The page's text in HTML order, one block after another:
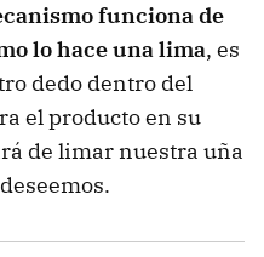
funciona de
lo hace una lima, es
dedo dentro del
el producto en su
de limar nuestra uña